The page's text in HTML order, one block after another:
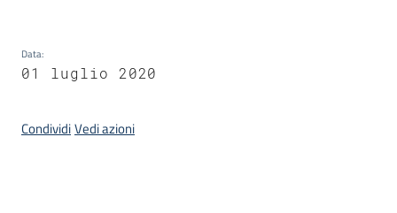
Data:
01 luglio 2020
CondividiVedi azioni